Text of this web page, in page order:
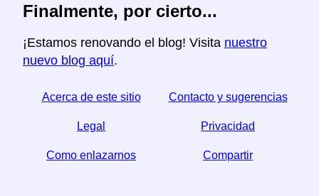
Finalmente, por cierto...
¡Estamos renovando el blog! Visita nuestro
nuevo blog aquí.
Acerca de este sitio Contacto y sugerencias
Legal Privacidad
Como enlazarnos Compartir